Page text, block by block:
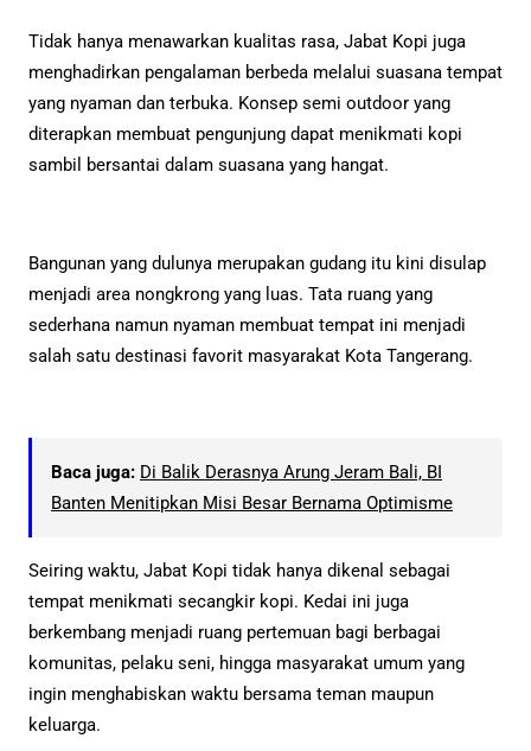
Tidak hanya menawarkan kualitas rasa, Jabat Kopi juga
menghadirkan pengalaman berbeda melalui suasana tempat
yang nyaman dan terbuka. Konsep semi outdoor yang
diterapkan membuat pengunjung dapat menikmati kopi
sambil bersantai dalam suasana yang hangat.
Bangunan yang dulunya merupakan gudang itu kini disulap
menjadi area nongkrong yang luas. Tata ruang yang
sederhana namun nyaman membuat tempat ini menjadi
salah satu destinasi favorit masyarakat Kota Tangerang.
Baca juga: Di Balik Derasnya Arung Jeram Bali, BI
Banten Menitipkan Misi Besar Bernama Optimisme
Seiring waktu, Jabat Kopi tidak hanya dikenal sebagai
tempat menikmati secangkir kopi. Kedai ini juga
berkembang menjadi ruang pertemuan bagi berbagai
komunitas, pelaku seni, hingga masyarakat umum yang
ingin menghabiskan waktu bersama teman maupun
keluarga.